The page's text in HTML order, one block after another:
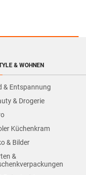
& WOHNEN
& Entspannung
& Drogerie
Küchenkram
& Bilder
&